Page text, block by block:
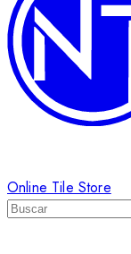
Online Tile Store